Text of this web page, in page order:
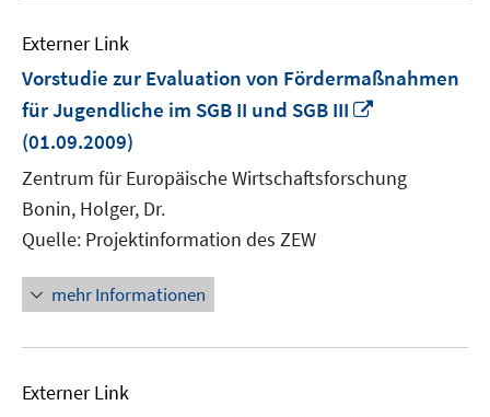
Externer Link
Vorstudie zur Evaluation von Fördermaßnahmen
für Jugendliche im SGB II und SGB III
öffnen
(01.09.2009)
Zentrum für Europäische Wirtschaftsforschung
Bonin, Holger, Dr.
Quelle: Projektinformation des ZEW
mehr Informationen
Externer Link